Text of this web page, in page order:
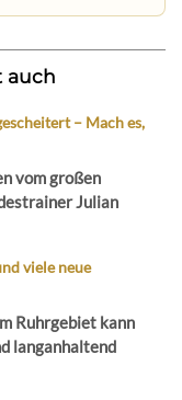
auch
– Mach es,
vom großen
Julian
viele neue
Ruhrgebiet kann
langanhaltend